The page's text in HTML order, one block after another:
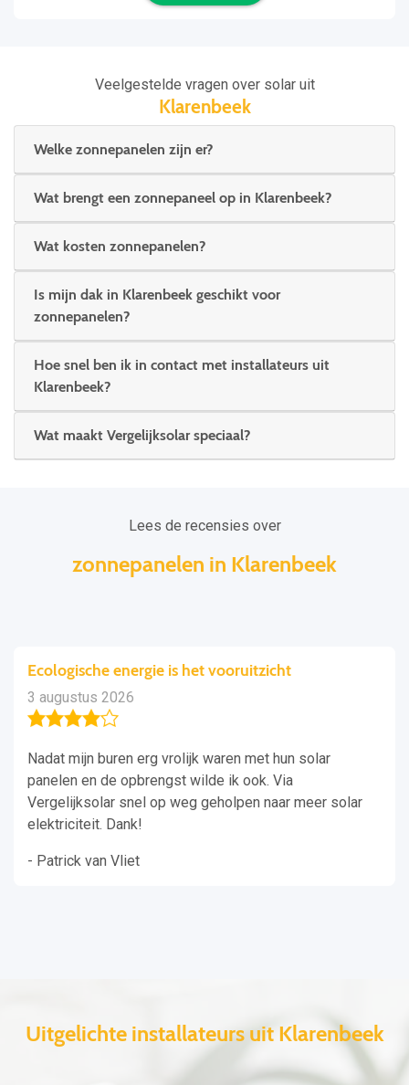
Veelgestelde vragen over solar uit
Klarenbeek
Welke zonnepanelen zijn er?
Wat brengt een zonnepaneel op in Klarenbeek?
Wat kosten zonnepanelen?
Is mijn dak in Klarenbeek geschikt voor
zonnepanelen?
Hoe snel ben ik in contact met installateurs uit
Klarenbeek?
Wat maakt Vergelijksolar speciaal?
Lees de recensies over
zonnepanelen in Klarenbeek
Ecologische energie is het vooruitzicht
3 augustus 2026
Nadat mijn buren erg vrolijk waren met hun solar
panelen en de opbrengst wilde ik ook. Via
Vergelijksolar snel op weg geholpen naar meer solar
elektriciteit. Dank!
- Patrick van Vliet
Uitgelichte installateurs uit Klarenbeek